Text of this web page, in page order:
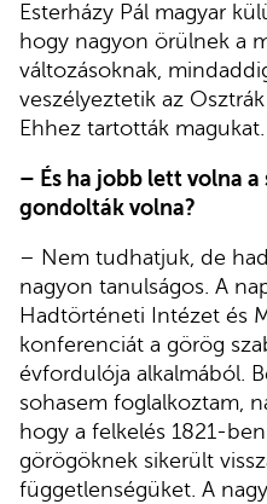
Esterházy Pál magyar
hogy nagyon örülnek a
változásoknak,
veszélyeztetik az
Ehhez tartották magukat.
– És ha jobb lett volna
gondolták volna?
– Nem tudhatjuk, de
nagyon tanulságos. A
Hadtörténeti Intézet és
konferenciát a görög
évfordulója alkalmából.
sohasem foglalkoztam,
hogy a felkelés 1821-
görögöknek sikerült
függetlenségüket. A